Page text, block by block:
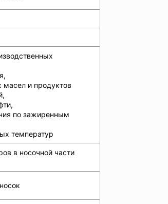
и продуктов
по зажиренным
температур
в носочной части